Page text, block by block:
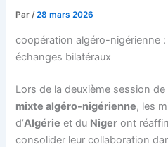
Par/28 mars 2026
coopération algéro-nigérienne
échanges bilatéraux
Lors de la deuxième session
mixte algéro-nigérienne, les
d’Algérie et du Niger ont
consolider leur collaboration